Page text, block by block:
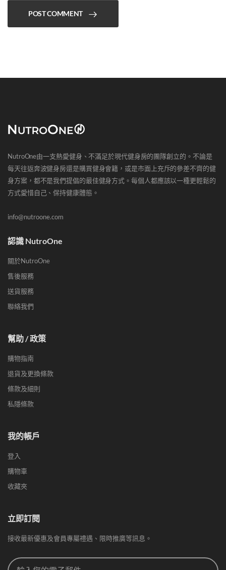
POST COMMENT
NutroOne由一支熱愛健身、不滿足於現代健身房的團隊創立的。不論是
每天往返奔波健身房還是購買健身會籍，或是市面上充斥的參差不齊的健
身方案，都不是我們提倡的最佳健身方式。每個人都應該以一種更輕鬆的
方式愛惜自己、保持健康體態。
info@nutroone.com
認識 NutroOne
關於NutroOne
售後服務
送貨服務
聯絡我們
幫助 / 政策
購物指南
退貨及更換條款
條款及細則
私隱條款
我的帳戶
登入
購物車
收藏夾
立即訂閱
接收最新優惠及會員專屬禮遇、限時推廣等訊息。